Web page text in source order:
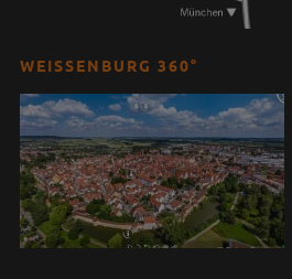
WEISSENBURG 360°